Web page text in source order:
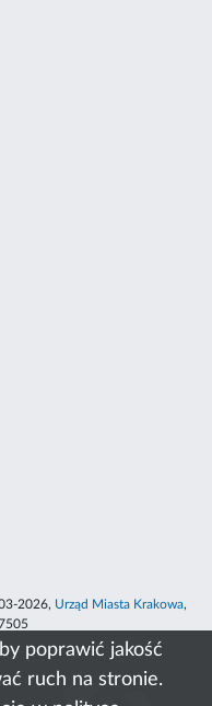
poprawić jakość
ruch na stronie.
2026, Urząd Miasta Krakowa,